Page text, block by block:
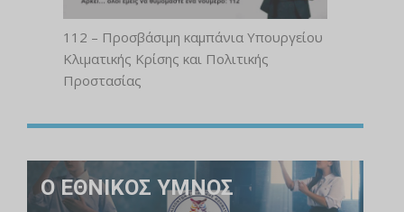
112 – Προσβάσιμη καμπάνια Υπουργείου
Κλιματικής Κρίσης και Πολιτικής
Προστασίας
Ο ΕΘΝΙΚΟΣ ΥΜΝΟΣ